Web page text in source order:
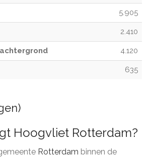
5.905
2.410
4.120
635
Hoogvliet Rotterdam?
Rotterdam binnen de